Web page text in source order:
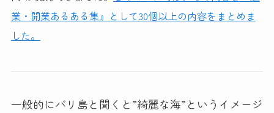
業・開業あるある集』として30個以上の内容をまとめま
した。
一般的にバリ島と聞くと”綺麗な海”というイメージ